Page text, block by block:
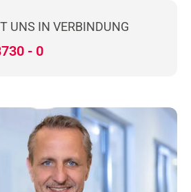
UNS IN VERBINDUNG
- 0